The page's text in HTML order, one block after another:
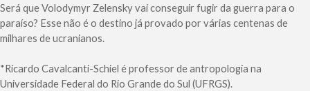
Será que Volodymyr Zelensky vai conseguir fugir da guerra para o
paraíso? Esse não é o destino já provado por várias centenas de
milhares de ucranianos.
*Ricardo Cavalcanti-Schiel é professor de antropologia na
Universidade Federal do Rio Grande do Sul (UFRGS).